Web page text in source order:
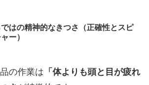
はの精神的なきつさ（正確性とスピ
ー）
の作業は 「体よりも頭と目が疲れ